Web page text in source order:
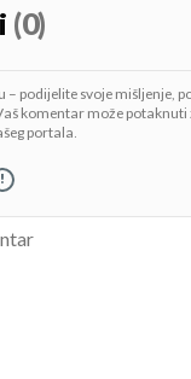
(0)
– podijelite svoje mišljenje,
komentar može
portala.
!